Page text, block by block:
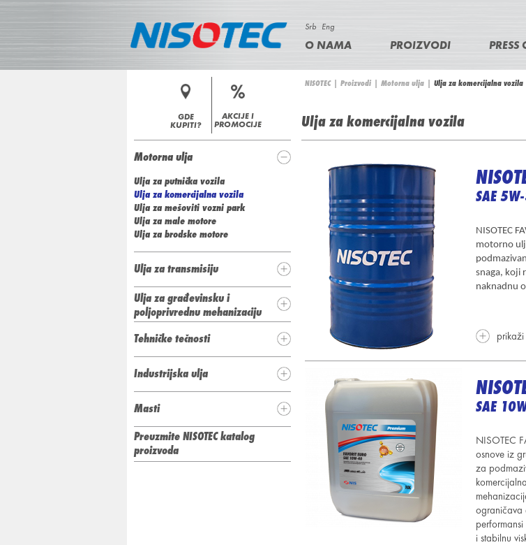
main
content
N
O
T
E
C
Srb Eng
M
a
n
m
O NAMA PROIZVODI PRESS
are
here
NISOTEC Proizvodi Motorna ulja Ulja za komercijalna vozila
Ulja za komercijalna vozila
SAE
NISOTEC
motorno
snaga, koji
naknadnu
prikaži
SAE
NISOTEC
osnove iz
za
ograničava
i stabilnu
GDE
KUPITI?
AKCIJE I
PROMOCIJE
Motorna ulja
Ulja za putnička vozila
Ulja za komercijalna vozila
Ulja za mešoviti vozni park
Ulja za male motore
Ulja za brodske motore
Ulja za transmisiju
Ulja za građevinsku i
poljoprivrednu mehanizaciju
Tehničke tečnosti
Industrijska ulja
Masti
Preuzmite NISOTEC katalog
proizvoda